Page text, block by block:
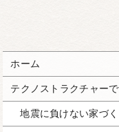
ホーム
テクノストラクチャー
地震に負けない家づく